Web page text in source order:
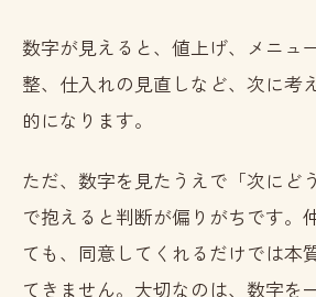
数字が見えると、値上げ、メニュ
整、仕入れの見直しなど、次に考
的になります。
ただ、数字を見たうえで「次にど
で抱えると判断が偏りがちです。
ても、同意してくれるだけでは本
てきません。大切なのは、数字を